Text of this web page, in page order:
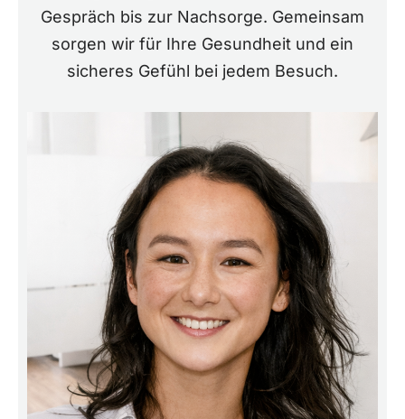
Gespräch bis zur Nachsorge. Gemeinsam
sorgen wir für Ihre Gesundheit und ein
sicheres Gefühl bei jedem Besuch.